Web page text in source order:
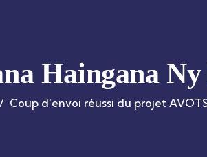
Haingana
Coup d’envoi réussi du projet